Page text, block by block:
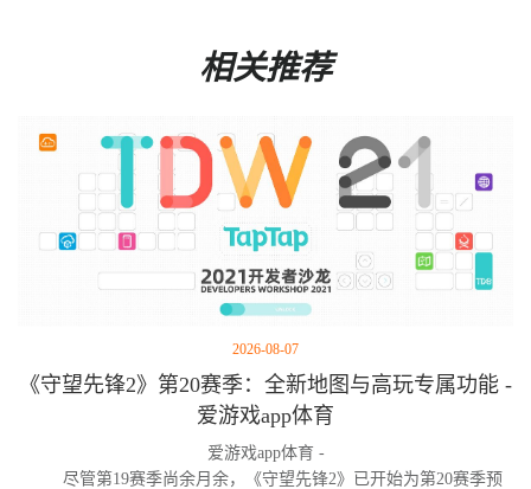
相关推荐
2026-08-07
《守望先锋2》第20赛季：全新地图与高玩专属功能 -
爱游戏app体育
爱游戏app体育 -
尽管第19赛季尚余月余，《守望先锋2》已开始为第20赛季预